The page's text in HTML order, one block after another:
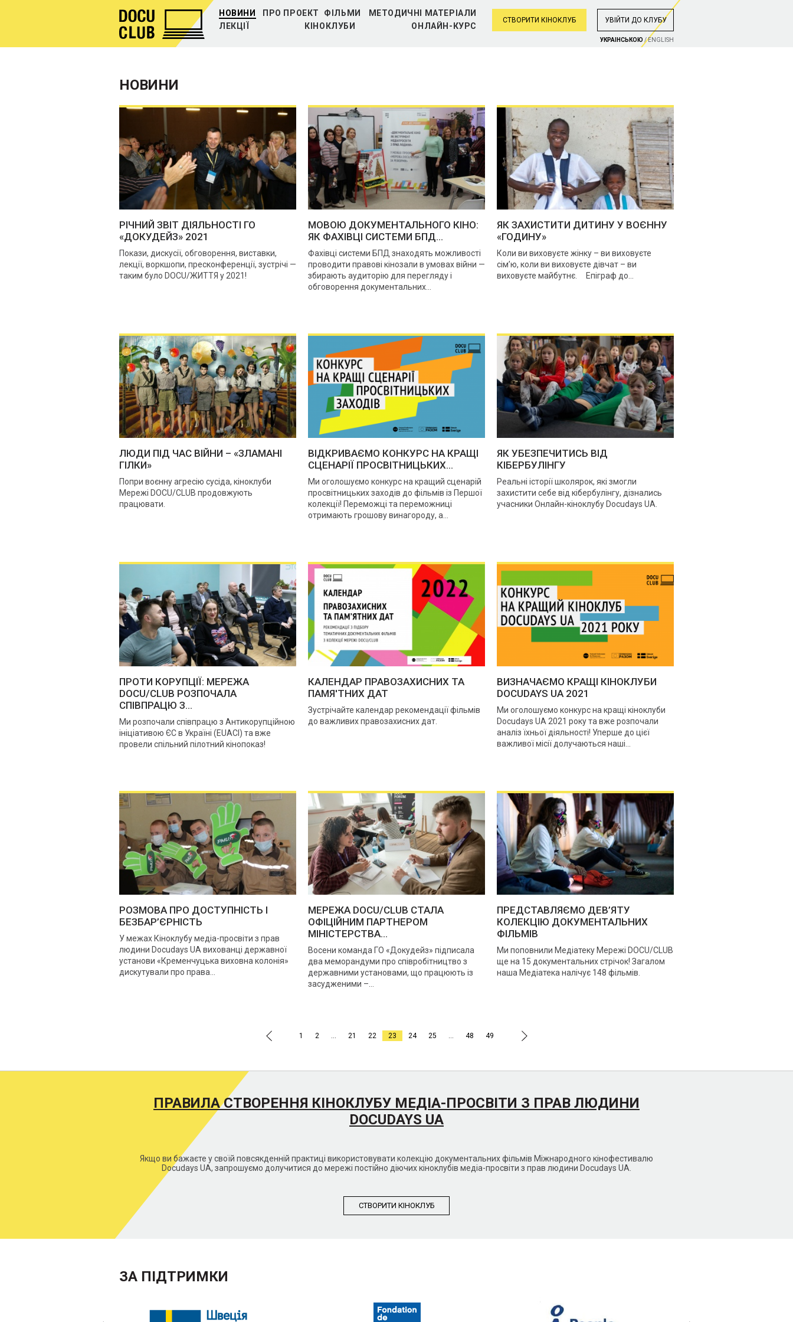
НОВИНИ ПРО ПРОЕКТ ФІЛЬМИ
МЕТОДИЧНІ МАТЕРІАЛИ
ЛЕКЦІЇ
КІНОКЛУБИ ОНЛАЙН-КУРС
СТВОРИТИ КІНОКЛУБ УВIЙТИ ДО КЛУБУ
УКРАIНСЬКОЮ /ENGLISH
НОВИНИ
РІЧНИЙ ЗВІТ ДІЯЛЬНОСТІ ГО
«ДОКУДЕЙЗ» 2021
Покази, дискусії, обговорення, виставки,
лекції, воркшопи, пресконференції, зустрічі —
таким було DOCU/ЖИТТЯ у 2021!
МОВОЮ ДОКУМЕНТАЛЬНОГО КІНО:
ЯК ФАХІВЦІ СИСТЕМИ БПД...
Фахівці системи БПД знаходять можливості
проводити правові кінозали в умовах війни —
збирають аудиторію для перегляду і
обговорення документальних...
ЯК ЗАХИСТИТИ ДИТИНУ У ВОЄННУ
«ГОДИНУ»
Коли ви виховуєте жінку – ви виховуєте
сім’ю, коли ви виховуєте дівчат – ви
виховуєте майбутнє. Епіграф до...
ЛЮДИ ПІД ЧАС ВІЙНИ – «ЗЛАМАНІ
ГІЛКИ»
Попри воєнну агресію сусіда, кіноклуби
Мережі DOCU/CLUB продовжують
працювати.
ВІДКРИВАЄМО КОНКУРС НА КРАЩІ
СЦЕНАРІЇ ПРОСВІТНИЦЬКИХ...
Ми оголошуємо конкурс на кращий сценарій
просвітницьких заходів до фільмів із Першої
колекції! Переможці та переможниці
отримають грошову винагороду, а...
ЯК УБЕЗПЕЧИТИСЬ ВІД
КІБЕРБУЛІНГУ
Реальні історії школярок, які змогли
захистити себе від кібербулінгу, дізнались
учасники Онлайн-кіноклубу Docudays UA.
ПРОТИ КОРУПЦІЇ: МЕРЕЖА
DOCU/CLUB РОЗПОЧАЛА
СПІВПРАЦЮ З...
Ми розпочали співпрацю з Антикорупційною
ініціативою ЄС в Україні (EUACI) та вже
провели спільний пілотний кінопоказ!
КАЛЕНДАР ПРАВОЗАХИСНИХ ТА
ПАМЯ'ТНИХ ДАТ
Зустрічайте календар рекомендації фільмів
до важливих правозахисних дат.
ВИЗНАЧАЄМО КРАЩІ КІНОКЛУБИ
DOCUDAYS UA 2021
Ми оголошуємо конкурс на кращі кіноклуби
Docudays UA 2021 року та вже розпочали
аналіз їхньої діяльності! Уперше до цієї
важливої місії долучаються наші...
РОЗМОВА ПРО ДОСТУПНІСТЬ І
БЕЗБАР’ЄРНІСТЬ
У межах Кіноклубу медіа-просвіти з прав
людини Docudays UA вихованці державної
установи «Кременчуцька виховна колонія»
дискутували про права...
МЕРЕЖА DOCU/CLUB СТАЛА
ОФІЦІЙНИМ ПАРТНЕРОМ
МІНІСТЕРСТВА...
Восени команда ГО «Докудейз» підписала
два меморандуми про співробітництво з
державними установами, що працюють із
засудженими –...
ПРЕДСТАВЛЯЄМО ДЕВ’ЯТУ
КОЛЕКЦІЮ ДОКУМЕНТАЛЬНИХ
ФІЛЬМІВ
Ми поповнили Медіатеку Мережі DOCU/CLUB
ще на 15 документальних стрічок! Загалом
наша Медіатека налічує 148 фільмів.
. 1 2 … 21 22 23 24 25 … 48 49 .
ПРАВИЛА СТВОРЕННЯ КІНОКЛУБУ МЕДІА-ПРОСВІТИ З ПРАВ ЛЮДИНИ
DOCUDAYS UA
Якщо ви бажаєте у своїй повсякденній практиці використовувати колекцію документальних фільмів Міжнародного кінофестивалю
Docudays UA, запрошуємо долучитися до мережі постійно діючих кіноклубів медіа-просвіти з прав людини Docudays UA.
СТВОРИТИ КIНОКЛУБ
ЗА ПІДТРИМКИ